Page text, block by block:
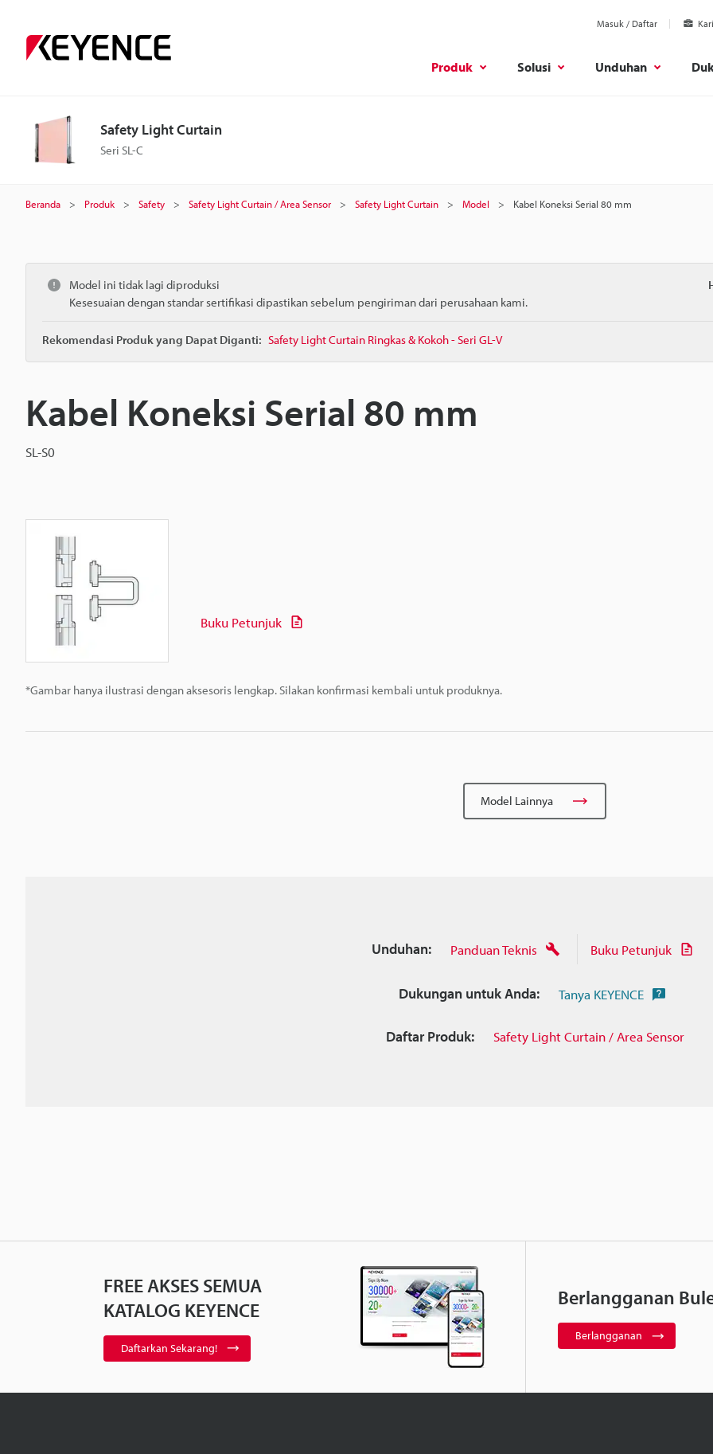
Masuk / Daftar
Produk Solusi Unduhan
Safety Light Curtain
Seri SL-C
Beranda Produk Safety Safety Light Curtain / Area Sensor Safety Light Curtain Model Kabel Koneksi Serial 80 mm
Model ini tidak lagi diproduksi
Kesesuaian dengan standar sertifikasi dipastikan sebelum pengiriman dari perusahaan kami.
Rekomendasi Produk yang Dapat Diganti: Safety Light Curtain Ringkas & Kokoh - Seri GL-V
Kabel Koneksi Serial 80 mm
SL-S0
*Gambar hanya ilustrasi dengan aksesoris lengkap. Silakan konfirmasi kembali untuk produknya.
Buku Petunjuk
Model Lainnya
Unduhan: Panduan Teknis Buku Petunjuk
Dukungan untuk Anda: Tanya KEYENCE
Daftar Produk: Safety Light Curtain / Area Sensor
FREE AKSES SEMUA
KATALOG KEYENCE
Daftarkan Sekarang!
Berlangganan
Berlangganan